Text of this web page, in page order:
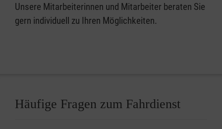
Unsere Mitarbeiterinnen und Mitarbeiter beraten Sie
gern individuell zu Ihren Möglichkeiten.
Häufige Fragen zum Fahrdienst